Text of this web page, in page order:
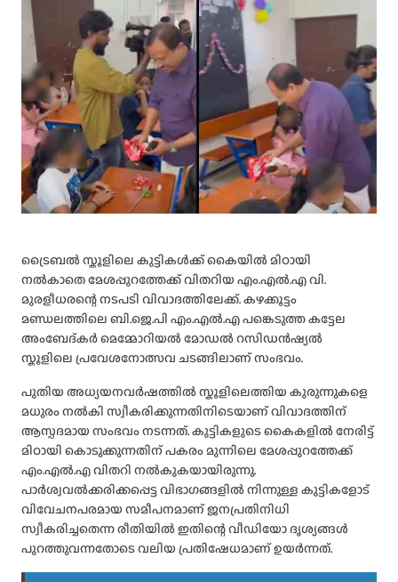
ട്രൈബൽ സ്കൂളിലെ കുട്ടികൾക്ക് കൈയിൽ മിഠായി
നൽകാതെ മേശപ്പുറത്തേക്ക് വിതറിയ എം.എൽ.എ വി.
മുരളീധരന്റെ നടപടി വിവാദത്തിലേക്ക്. കഴക്കൂട്ടം
മണ്ഡലത്തിലെ ബി.ജെ.പി എം.എൽ.എ പങ്കെടുത്ത കട്ടേല
അംബേദ്കർ മെമ്മോറിയൽ മോഡൽ റസിഡൻഷ്യൽ
സ്കൂളിലെ പ്രവേശനോത്സവ ചടങ്ങിലാണ് സംഭവം.
പുതിയ അധ്യയനവർഷത്തിൽ സ്കൂളിലെത്തിയ കുരുന്നുകളെ
മധുരം നൽകി സ്വീകരിക്കുന്നതിനിടെയാണ് വിവാദത്തിന്
ആസ്പദമായ സംഭവം നടന്നത്. കുട്ടികളുടെ കൈകളിൽ നേരിട്ട്
മിഠായി കൊടുക്കുന്നതിന് പകരം മുന്നിലെ മേശപ്പുറത്തേക്ക്
എം.എൽ.എ വിതറി നൽകുകയായിരുന്നു.
പാർശ്വവൽക്കരിക്കപ്പെട്ട വിഭാഗങ്ങളിൽ നിന്നുള്ള കുട്ടികളോട്
വിവേചനപരമായ സമീപനമാണ് ജനപ്രതിനിധി
സ്വീകരിച്ചതെന്ന രീതിയിൽ ഇതിന്റെ വീഡിയോ ദൃശ്യങ്ങൾ
പുറത്തുവന്നതോടെ വലിയ പ്രതിഷേധമാണ് ഉയർന്നത്.